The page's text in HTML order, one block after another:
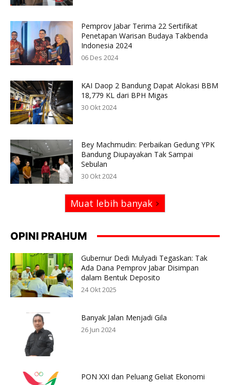
Pemprov Jabar Terima 22 Sertifikat
Penetapan Warisan Budaya Takbenda
Indonesia 2024
06 Des 2024
KAI Daop 2 Bandung Dapat Alokasi BBM
18,779 KL dari BPH Migas
30 Okt 2024
Bey Machmudin: Perbaikan Gedung YPK
Bandung Diupayakan Tak Sampai
Sebulan
30 Okt 2024
Muat lebih banyak
OPINI PRAHUM
Gubernur Dedi Mulyadi Tegaskan: Tak
Ada Dana Pemprov Jabar Disimpan
dalam Bentuk Deposito
24 Okt 2025
Banyak Jalan Menjadi Gila
26 Jun 2024
PON XXI dan Peluang Geliat Ekonomi